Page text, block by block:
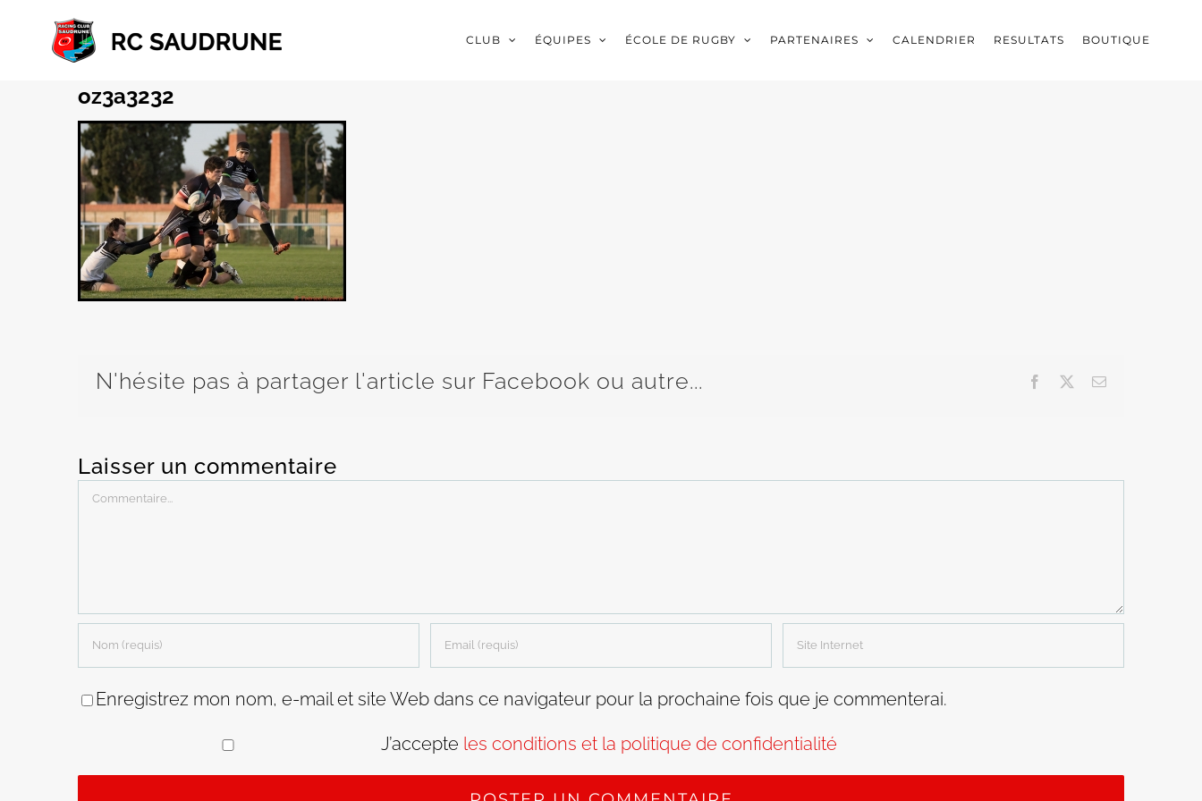
contenu
CLUB ÉQUIPES ÉCOLE DE RUGBY PARTENAIRES CALENDRIER RESULTATS BOUTIQUE
oz3a3232
N'hésite pas à partager l'article sur Facebook ou autre... Facebook Email
Laisser un commentaire
Commentaire
Enregistrez mon nom, e-mail et site Web dans ce navigateur pour la prochaine fois que je commenterai.
J’accepte les conditions et la politique de confidentialité